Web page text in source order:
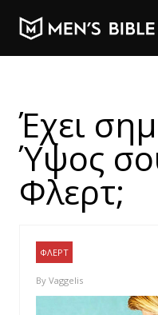
Έχει
Ύψος
Φλερτ;
ΦΛΕΡΤ
By Vaggelis